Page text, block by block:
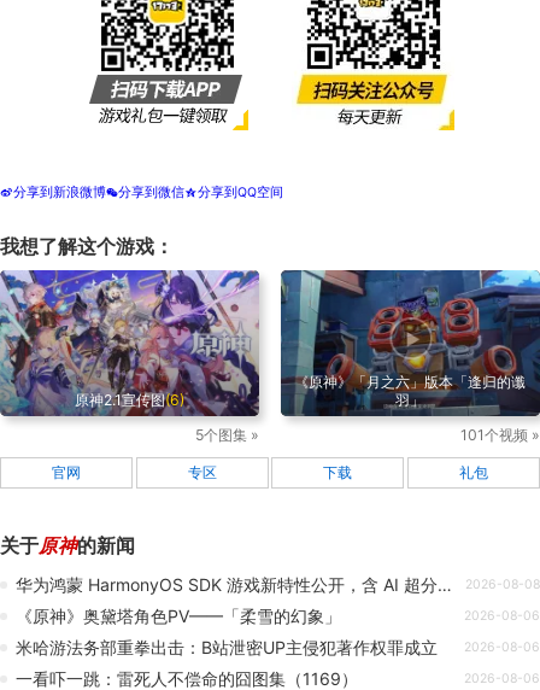
t分享到新浪微博w分享到微信z分享到QQ空间
我想了解这个游戏：
原神2.1宣传图(6)
5个图集 »
《原神》「月之六」版本「逢归的谶
羽」
101个视频 »
官网 专区 下载 礼包
关于原神的新闻
华为鸿蒙 HarmonyOS SDK 游戏新特性公开，含 AI 超分、控显分离、硬件光追等 2026-08-08
《原神》奥黛塔角色PV——「柔雪的幻象」 2026-08-06
米哈游法务部重拳出击：B站泄密UP主侵犯著作权罪成立 2026-08-06
一看吓一跳：雷死人不偿命的囧图集（1169） 2026-08-06